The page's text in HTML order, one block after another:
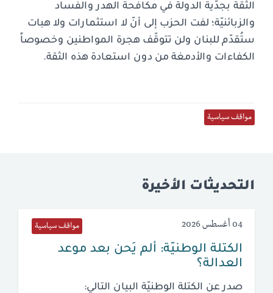
الثقة بجدّية الدولة في مكافحة الهدر والفساد
والزبائنيّة؛ لفت الحزب إلى أنّ لا استثمارات ولا هبات
ستُقدّم للبنان ولن تتوقّف هجرة المواطنين وخصوصاً
الكفاءات والأدمغة من دون استعادة هذه الثقة.
مواقف سياسية
التحديثات الأخيرة
04 أغسطس 2026 مواقف سياسية
الكتلة الوطنيّة: ألم يَحن بعد موعد
العدالة؟
صدر عن الكتلة الوطنيّة البيان التالي: